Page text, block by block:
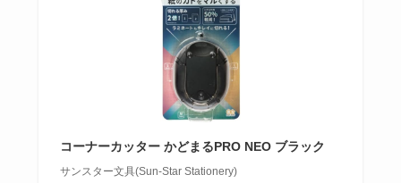
コーナーカッター かどまるPRO NEO ブラック
サンスター文具(Sun-Star Stationery)